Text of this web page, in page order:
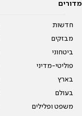
מדורים
חדשות
מבזקים
ביטחוני
פוליטי-מדיני
בארץ
בעולם
משפט ופלילים